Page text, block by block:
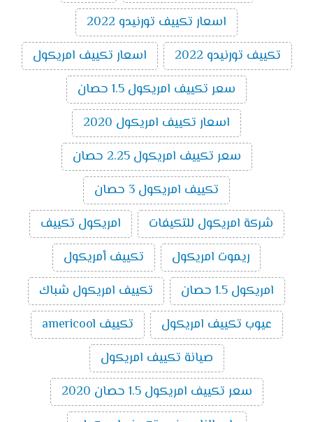
اسعار تكييف تورنيدو 2022
تكييف تورنيدو 2022
اسعار تكييف امريكول
سعر تكييف امريكول 1.5 حصان
اسعار تكييف امريكول 2020
سعر تكييف امريكول 2.25 حصان
تكييف امريكول 3 حصان
شركة امريكول للتكيفات
امريكول تكييف
ريموت امريكول
تكييف أمريكول
امريكول 1.5 حصان
تكييف امريكول شباك
عيوب تكييف امريكول
تكييف americool
صيانة تكييف امريكول
سعر تكييف امريكول 1.5 حصان 2020